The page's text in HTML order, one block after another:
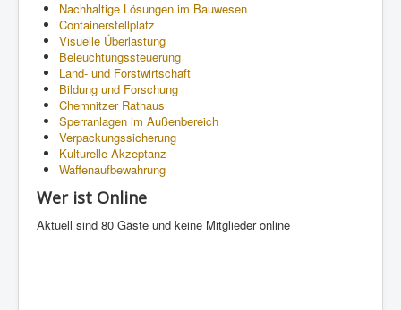
Nachhaltige Lösungen im Bauwesen
Containerstellplatz
Visuelle Überlastung
Beleuchtungssteuerung
Land- und Forstwirtschaft
Bildung und Forschung
Chemnitzer Rathaus
Sperranlagen im Außenbereich
Verpackungssicherung
Kulturelle Akzeptanz
Waffenaufbewahrung
Wer ist Online
Aktuell sind 80 Gäste und keine Mitglieder online